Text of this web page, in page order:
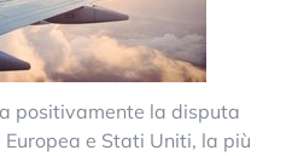
positivamente la disputa
e Stati Uniti, la più